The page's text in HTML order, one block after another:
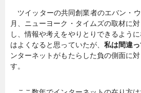
グルメ
ツイッターの共同創業者のエバン・
月、ニューヨーク・タイムズの取材に
し、情報や考えをやりとりできるよう
はよくなると思っていたが、 私は間違
ンターネットがもたらした負の側面に
す。